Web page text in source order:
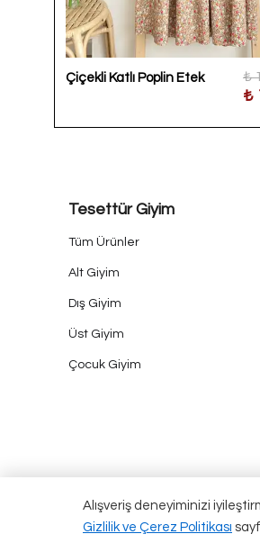
Alışveriş deneyiminizi
Gizlilik ve Çerez Politikası
Çiçekli Katlı Poplin Etek ₺
₺
Tesettür Giyim
Tüm Ürünler
Alt Giyim
Dış Giyim
Üst Giyim
Çocuk Giyim
Qarmacha ©2024 Tüm Hakları